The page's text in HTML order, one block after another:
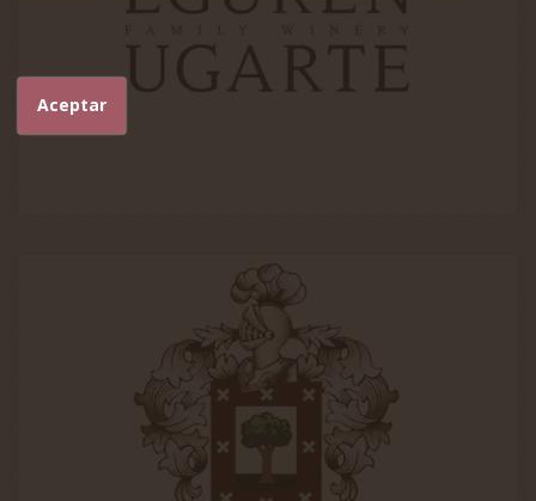
Aceptar